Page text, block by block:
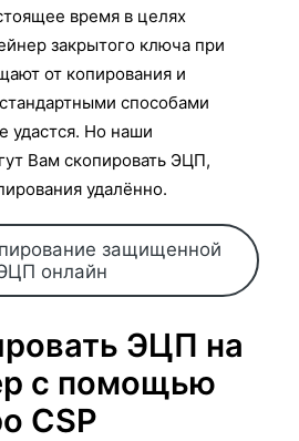
время в целях
закрытого ключа при
от копирования и
способами
удастся. Но наши
Вам скопировать ЭЦП,
удалённо.
защищенной
онлайн
ЭЦП на
с помощью
CSP